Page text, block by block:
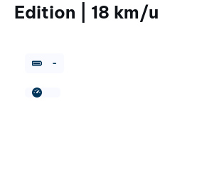
Edition | 18 km/u
-